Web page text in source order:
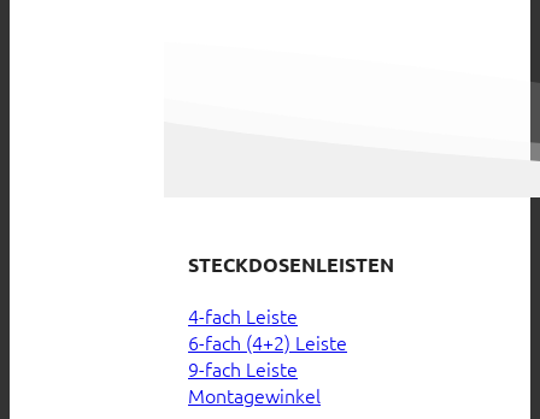
STECKDOSENLEISTEN
4-fach Leiste
6-fach (4+2) Leiste
9-fach Leiste
Montagewinkel